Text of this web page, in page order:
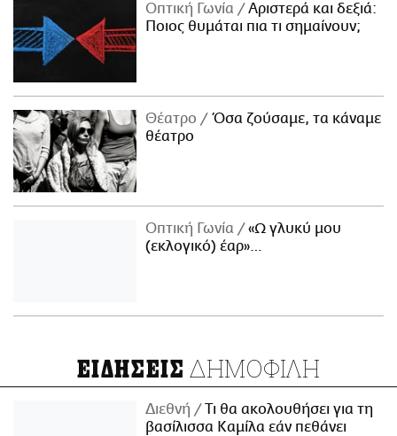
Οπτική Γωνία
Αριστερά και δεξιά:
Ποιος θυμάται πια τι σημαίνουν;
Θέατρο
Όσα ζούσαμε, τα κάναμε
θέατρο
Οπτική Γωνία
«Ω γλυκύ μου
(εκλογικό) έαρ»…
ΕΙΔΗΣΕΙΣ ΔΗΜΟΦΙΛΗ
Διεθνή
Τι θα ακολουθήσει για τη
βασίλισσα Καμίλα εάν πεθάνει